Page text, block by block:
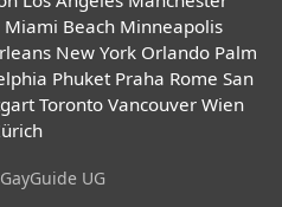
Miami Beach Minneapolis
New York Orlando Palm
Phuket Praha Rome San
Toronto Vancouver Wien
UG